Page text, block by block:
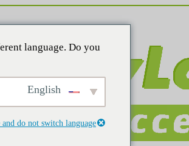
language. Do you
and do not switch language